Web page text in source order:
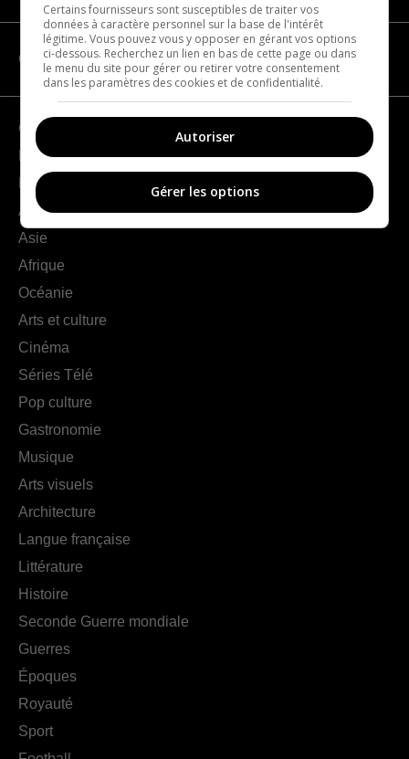
CATÉGORIES
Géographie
France
Europe
Amériques
Asie
Afrique
Océanie
Arts et culture
Cinéma
Séries Télé
Pop culture
Gastronomie
Musique
Arts visuels
Architecture
Langue française
Littérature
Histoire
Seconde Guerre mondiale
Guerres
Époques
Royauté
Sport
Certains fournisseurs sont susceptibles de traiter vos
données à caractère personnel sur la base de l'intérêt
légitime. Vous pouvez vous y opposer en gérant vos options
ci-dessous. Recherchez un lien en bas de cette page ou dans
le menu du site pour gérer ou retirer votre consentement
dans les paramètres des cookies et de confidentialité.
Autoriser
Gérer les options